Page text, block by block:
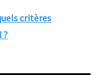
critères
?